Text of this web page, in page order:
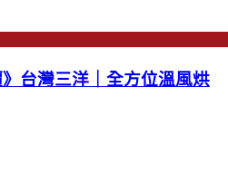
》台灣三洋｜全方位溫風烘